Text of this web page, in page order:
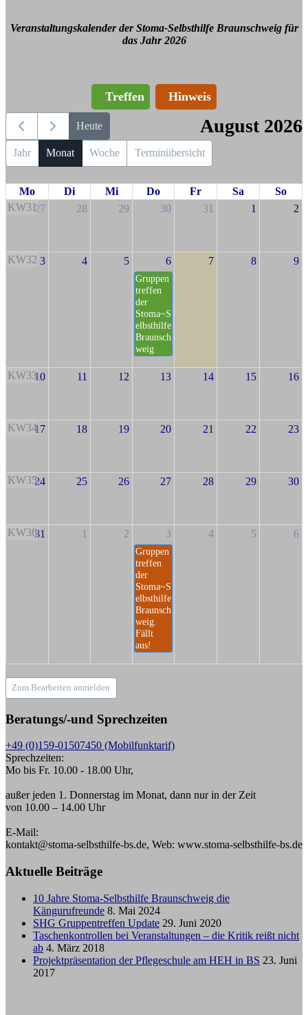
Veranstaltungskalender der Stoma-Selbsthilfe Braunschweig für
das Jahr 2026
Treffen Hinweis
Heute August 2026
Jahr Monat Woche Terminübersicht
Mo Di Mi Do Fr Sa
So
KW3127 28 29 30 31 1 2
KW32 3 4 5 6
Gruppen
treffen
der
Stoma~S
elbsthilfe
Braunsch
weig
7 8 9
KW3310 11 12 13 14 15 16
KW3417 18 19 20 21 22 23
KW3524 25 26 27 28 29 30
KW3631 1 2 3
Gruppen
treffen
der
Stoma~S
elbsthilfe
Braunsch
weig.
Fällt
aus!
4 5 6
Zum Bearbeiten anmelden
Beratungs/-und Sprechzeiten
+49 (0)159-01507450 (Mobilfunktarif)
Sprechzeiten:
Mo bis Fr. 10.00 - 18.00 Uhr,
außer jeden 1. Donnerstag im Monat, dann nur in der Zeit
von 10.00 – 14.00 Uhr
E-Mail:
kontakt@stoma-selbsthilfe-bs.de, Web: www.stoma-selbsthilfe-bs.de
Aktuelle Beiträge
10 Jahre Stoma-Selbsthilfe Braunschweig die
Kängurufreunde 8. Mai 2024
SHG Gruppentreffen Update 29. Juni 2020
Taschenkontrollen bei Veranstaltungen – die Kritik reißt nicht
ab 4. März 2018
Projektpräsentation der Pflegeschule am HEH in BS 23. Juni
2017